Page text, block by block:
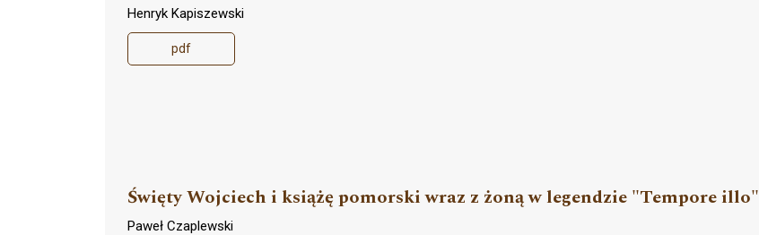
Henryk Kapiszewski
pdf
Święty Wojciech i książę pomorski wraz z żoną w legendzie "Tempore illo"
Paweł Czaplewski